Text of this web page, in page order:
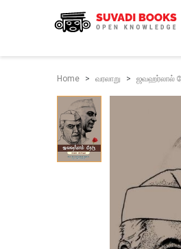
Home வரலாறு ஜவஹர்லால்